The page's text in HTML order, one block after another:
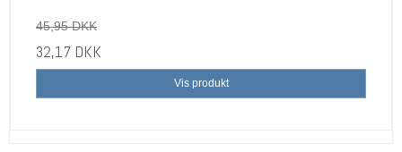
45,95 DKK
32,17 DKK
Vis produkt